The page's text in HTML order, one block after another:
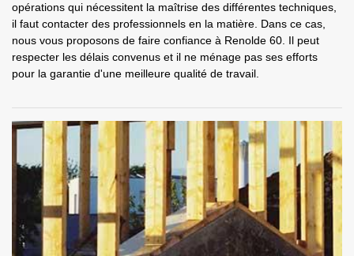
opérations qui nécessitent la maîtrise des différentes techniques,
il faut contacter des professionnels en la matière. Dans ce cas,
nous vous proposons de faire confiance à Renolde 60. Il peut
respecter les délais convenus et il ne ménage pas ses efforts
pour la garantie d'une meilleure qualité de travail.